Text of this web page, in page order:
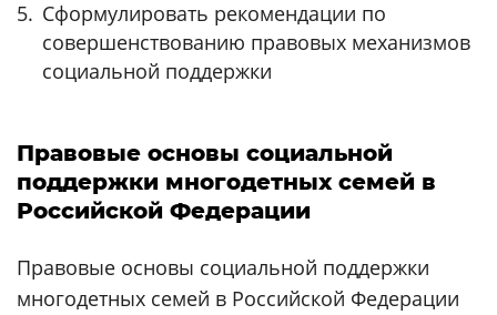
Сформулировать рекомендации по
совершенствованию правовых механизмов
социальной поддержки
Правовые основы социальной
поддержки многодетных семей в
Российской Федерации
Правовые основы социальной поддержки
многодетных семей в Российской Федерации